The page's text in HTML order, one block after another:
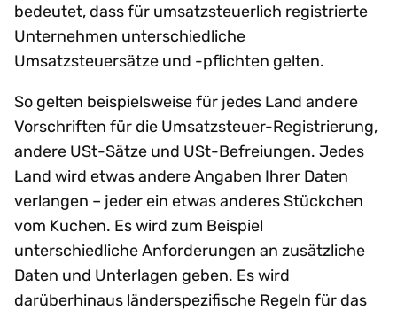
bedeutet, dass für umsatzsteuerlich registrierte
Unternehmen unterschiedliche
Umsatzsteuersätze und -pflichten gelten.
So gelten beispielsweise für jedes Land andere
Vorschriften für die Umsatzsteuer-Registrierung,
andere USt-Sätze und USt-Befreiungen. Jedes
Land wird etwas andere Angaben Ihrer Daten
verlangen – jeder ein etwas anderes Stückchen
vom Kuchen. Es wird zum Beispiel
unterschiedliche Anforderungen an zusätzliche
Daten und Unterlagen geben. Es wird
darüberhinaus länderspezifische Regeln für das